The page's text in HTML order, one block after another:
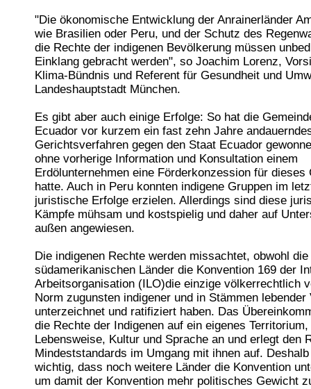
"Die ökonomische Entwicklung der Anrainerländer
wie Brasilien oder Peru, und der Schutz des
die Rechte der indigenen Bevölkerung müssen
Einklang gebracht werden", so Joachim Lorenz,
Klima-Bündnis und Referent für Gesundheit und
Landeshauptstadt München.
Es gibt aber auch einige Erfolge: So hat die
Ecuador vor kurzem ein fast zehn Jahre
Gerichtsverfahren gegen den Staat Ecuador
ohne vorherige Information und Konsultation einem
Erdölunternehmen eine Förderkonzession für dieses
hatte. Auch in Peru konnten indigene Gruppen im
juristische Erfolge erzielen. Allerdings sind diese
Kämpfe mühsam und kostspielig und daher auf
außen angewiesen.
Die indigenen Rechte werden missachtet, obwohl
südamerikanischen Länder die Konvention 169 der
Arbeitsorganisation (ILO)die einzige völkerrechtlich
Norm zugunsten indigener und in Stämmen lebender
unterzeichnet und ratifiziert haben. Das
die Rechte der Indigenen auf ein eigenes
Lebensweise, Kultur und Sprache an und erlegt den
Mindeststandards im Umgang mit ihnen auf.
wichtig, dass noch weitere Länder die Konvention
um damit der Konvention mehr politisches Gewicht